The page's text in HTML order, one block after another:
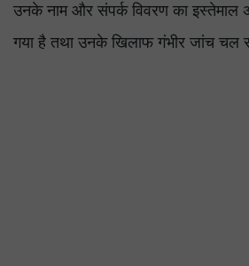
उनके नाम और संपर्क विवरण का इस्तेमाल
गया है तथा उनके खिलाफ गंभीर जांच चल